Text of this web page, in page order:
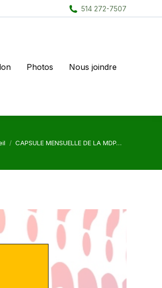
514 272-7507
Photos Nous joindre
ici :
CAPSULE MENSUELLE DE LA MDP…